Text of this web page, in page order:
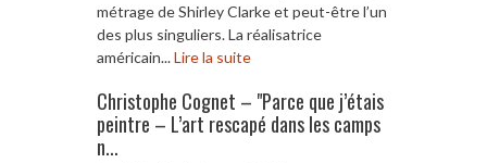
métrage de Shirley Clarke et peut-être l’un
des plus singuliers. La réalisatrice
américain...Lire la suite
Christophe Cognet – "Parce que j’étais
peintre – L’art rescapé dans les camps
n...